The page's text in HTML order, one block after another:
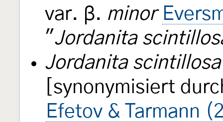
var. β. minor
"Jordanita
Jordanita scintillosa
[synonymisiert
Efetov & Tarmann